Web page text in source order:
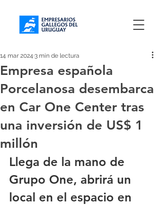
Empresa española
Porcelanosa desembarca
en Car One Center tras
una inversión de US$ 1
millón
14 mar 2024 3 min de lectura
Llega de la mano de
Grupo One, abrirá un
local en el espacio en